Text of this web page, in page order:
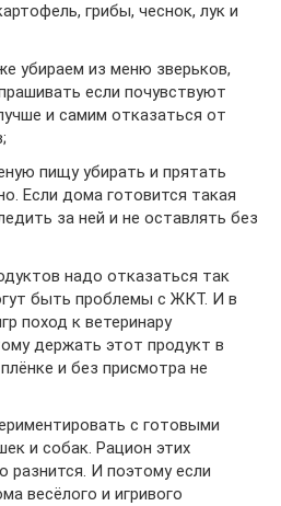
грибы, чеснок, лук и
убираем из меню зверьков,
если почувствуют
и самим отказаться от
пищу убирать и прятать
Если дома готовится такая
за ней и не оставлять без
надо отказаться так
быть проблемы с ЖКТ. И в
поход к ветеринару
держать этот продукт в
и без присмотра не
с готовыми
и собак. Рацион этих
разнится. И поэтому если
весёлого и игривого